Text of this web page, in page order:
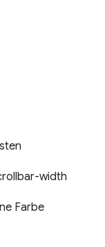
width
Farbe